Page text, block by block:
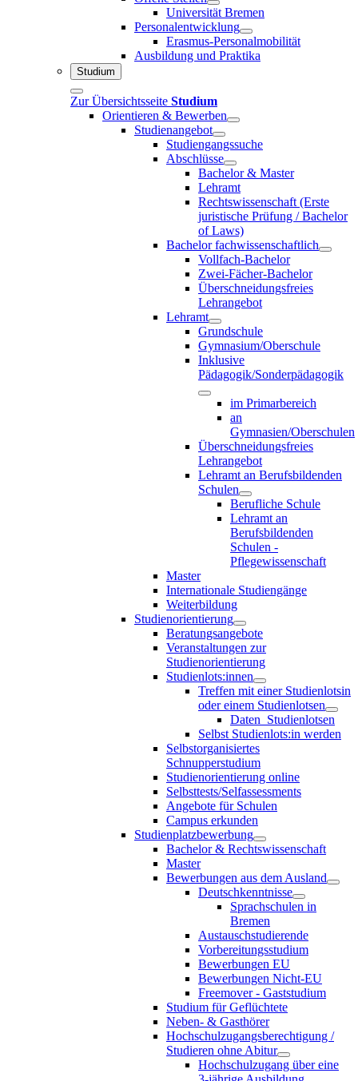
Universität Bremen
Personalentwicklung
Erasmus-Personalmobilität
Ausbildung und Praktika
Studium
Zur Übersichtsseite Studium
Orientieren & Bewerben
Studienangebot
Studiengangssuche
Abschlüsse
Bachelor & Master
Lehramt
Rechtswissenschaft (Erste
juristische Prüfung / Bachelor
of Laws)
Bachelor fachwissenschaftlich
Vollfach-Bachelor
Zwei-Fächer-Bachelor
Überschneidungsfreies
Lehrangebot
Lehramt
Grundschule
Gymnasium/Oberschule
Inklusive
Pädagogik/Sonderpädagogik
im Primarbereich
an
Gymnasien/Oberschulen
Überschneidungsfreies
Lehrangebot
Lehramt an Berufsbildenden
Schulen
Berufliche Schule
Lehramt an
Berufsbildenden
Schulen -
Pflegewissenschaft
Master
Internationale Studiengänge
Weiterbildung
Studienorientierung
Beratungsangebote
Veranstaltungen zur
Studienorientierung
Studienlots:innen
Treffen mit einer Studienlotsin
oder einem Studienlotsen
Daten_Studienlotsen
Selbst Studienlots:in werden
Selbstorganisiertes
Schnupperstudium
Studienorientierung online
Selbsttests/Selfassessments
Angebote für Schulen
Campus erkunden
Studienplatzbewerbung
Bachelor & Rechtswissenschaft
Master
Bewerbungen aus dem Ausland
Deutschkenntnisse
Sprachschulen in
Bremen
Austauschstudierende
Vorbereitungsstudium
Bewerbungen EU
Bewerbungen Nicht-EU
Freemover - Gaststudium
Studium für Geflüchtete
Neben- & Gasthörer
Hochschulzugangsberechtigung /
Studieren ohne Abitur
Hochschulzugang über eine